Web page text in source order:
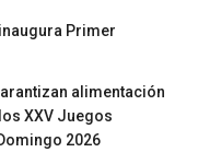
Primer
alimentación
XXV Juegos
2026